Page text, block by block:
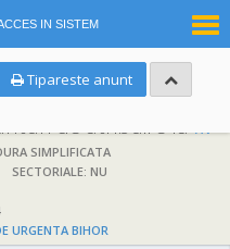
IN SISTEM
Tipareste anunt
Achizitie atribuita prin anunturi de atribuire la anuntul simplificat
SIMPLIFICATA
SECTORIALE: NU
URGENTA BIHOR